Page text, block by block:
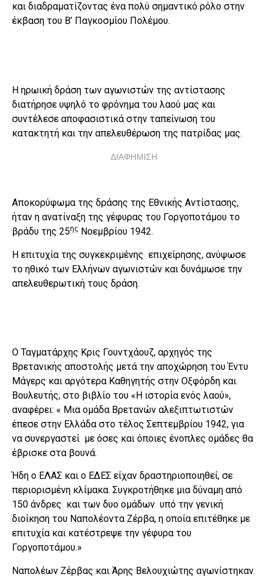
και διαδραματίζοντας ένα πολύ σημαντικό ρόλο στην
έκβαση του Β’ Παγκοσμίου Πολέμου.
Η ηρωική δράση των αγωνιστών της αντίστασης
διατήρησε υψηλό το φρόνημα του λαού μας και
συντέλεσε αποφασιστικά στην ταπείνωση του
κατακτητή και την απελευθέρωση της πατρίδας μας.
ΔΙΑΦΗΜΙΣΗ
Αποκορύφωμα της δράσης της Εθνικής Αντίστασης,
ήταν η ανατίναξη της γέφυρας του Γοργοποτάμου το
βράδυ της 25ης Νοεμβρίου 1942.
Η επιτυχία της συγκεκριμένης επιχείρησης, ανύψωσε
το ηθικό των Ελλήνων αγωνιστών και δυνάμωσε την
απελευθερωτική τους δράση.
Ο Ταγματάρχης Κρις Γουντχάουζ, αρχηγός της
Βρετανικής αποστολής μετά την αποχώρηση του Έντυ
Μάγερς και αργότερα Καθηγητής στην Οξφόρδη και
Βουλευτής, στο βιβλίο του «Η ιστορία ενός λαού»,
αναφέρει: « Μια ομάδα Βρετανών αλεξιπτωτιστών
έπεσε στην Ελλάδα στο τέλος Σεπτεμβρίου 1942, για
να συνεργαστεί με όσες και όποιες ένοπλες ομάδες θα
έβρισκε στα βουνά.
Ήδη ο ΕΛΑΣ και ο ΕΔΕΣ είχαν δραστηριοποιηθεί, σε
περιορισμένη κλίμακα. Συγκροτήθηκε μια δύναμη από
150 άνδρες και των δυο ομάδων υπό την γενική
διοίκηση του Ναπολέοντα Ζέρβα, η οποία επιτέθηκε με
επιτυχία και κατέστρεψε την γέφυρα του
Γοργοποτάμου.»
Ναπολέων Ζέρβας και Άρης Βελουχιώτης αγωνίστηκαν